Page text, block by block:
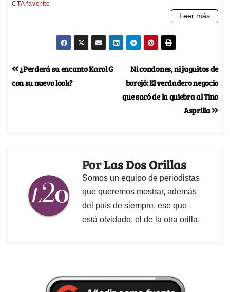
Ni condones, ni juguitos de
borojó: El verdadero negocio
que sacó de la quiebra al Tino
Asprilla
¿Perderá su encanto Karol G
con su nuevo look?
PorLas Dos Orillas
Somos un equipo de periodistas
que queremos mostrar, además
del país de siempre, ese que
está olvidado, el de la otra orilla.